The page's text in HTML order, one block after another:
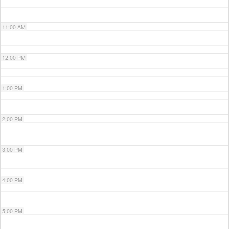
11:00 AM
12:00 PM
1:00 PM
2:00 PM
3:00 PM
4:00 PM
5:00 PM